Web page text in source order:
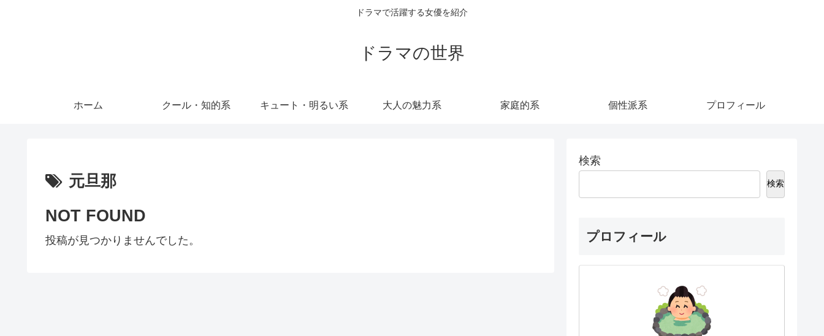
ドラマで活躍する女優を紹介
ドラマの世界
ホーム クール・知的系 キュート・明るい系 大人の魅力系 家庭的系 個性派系 プロフィール
元旦那
NOT FOUND
投稿が見つかりませんでした。
検索
検索
プロフィール